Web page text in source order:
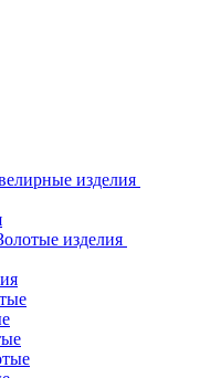
изделия
изделия